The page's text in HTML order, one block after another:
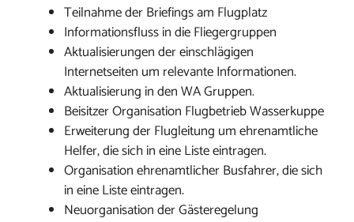
Teilnahme der Briefings am Flugplatz
Informationsfluss in die Fliegergruppen
Aktualisierungen der einschlägigen
Internetseiten um relevante Informationen.
Aktualisierung in den WA Gruppen.
Beisitzer Organisation Flugbetrieb Wasserkuppe
Erweiterung der Flugleitung um ehrenamtliche
Helfer, die sich in eine Liste eintragen.
Organisation ehrenamtlicher Busfahrer, die sich
in eine Liste eintragen.
Neuorganisation der Gästeregelung